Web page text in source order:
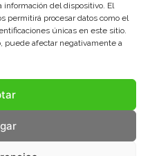
información del dispositivo. El
permitirá procesar datos como el
únicas en este sitio.
puede afectar negativamente a